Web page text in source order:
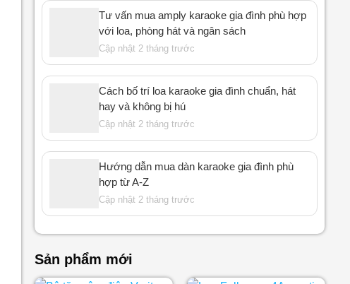
Tư vấn mua amply karaoke gia đình phù hợp
với loa, phòng hát và ngân sách
Cập nhật 2 tháng trước
Cách bố trí loa karaoke gia đình chuẩn, hát
hay và không bị hú
Cập nhật 2 tháng trước
Hướng dẫn mua dàn karaoke gia đình phù
hợp từ A-Z
Cập nhật 2 tháng trước
Sản phẩm mới